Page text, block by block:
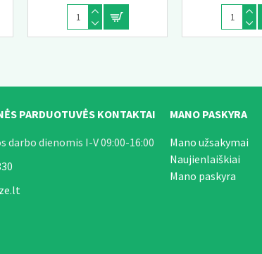
PARDUOTUVĖS KONTAKTAI
darbo dienomis I-V 09:00-16:00
MANO PASKYRA
Mano užsakymai
Naujienlaiškiai
Mano paskyra